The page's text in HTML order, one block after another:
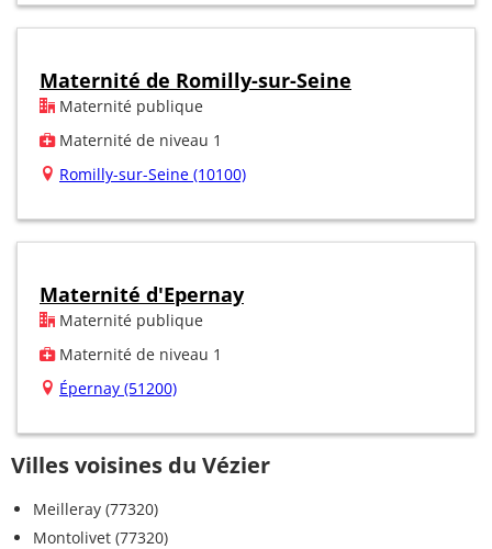
Maternité de Romilly-sur-Seine
Maternité publique
Maternité de niveau 1
Romilly-sur-Seine (10100)
Maternité d'Epernay
Maternité publique
Maternité de niveau 1
Épernay (51200)
Villes voisines du Vézier
Meilleray (77320)
Montolivet (77320)